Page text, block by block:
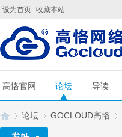
设为首页 收藏本站
高恪官网 论坛 导读
论坛 GOCLOUD高恪